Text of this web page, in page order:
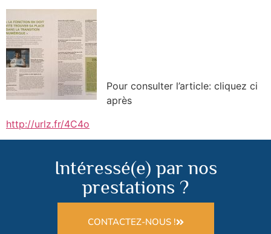
Pour consulter l’article: cliquez ci
après
http://urlz.fr/4C4o
Intéressé(e) par nos
prestations ?
CONTACTEZ-NOUS !